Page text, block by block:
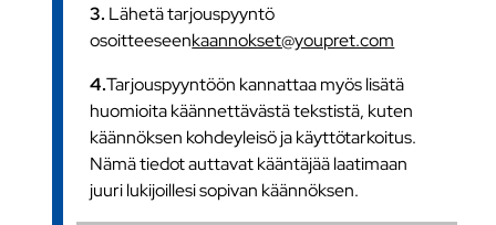
3. Lähetä tarjouspyyntö
osoitteeseenkaannokset@youpret.com
4.Tarjouspyyntöön kannattaa myös lisätä
huomioita käännettävästä tekstistä, kuten
käännöksen kohdeyleisö ja käyttötarkoitus.
Nämä tiedot auttavat kääntäjää laatimaan
juuri lukijoillesi sopivan käännöksen.